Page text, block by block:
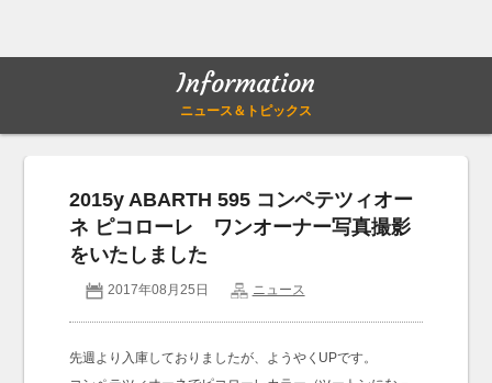
Company outline
会社概要
アクセス
お問い合わせ
Information
ニュース＆トピックス
2015y ABARTH 595 コンペテツィオー
ネ ピコローレ ワンオーナー写真撮影
をいたしました
2017年08月25日 ニュース
先週より入庫しておりましたが、ようやくUPです。